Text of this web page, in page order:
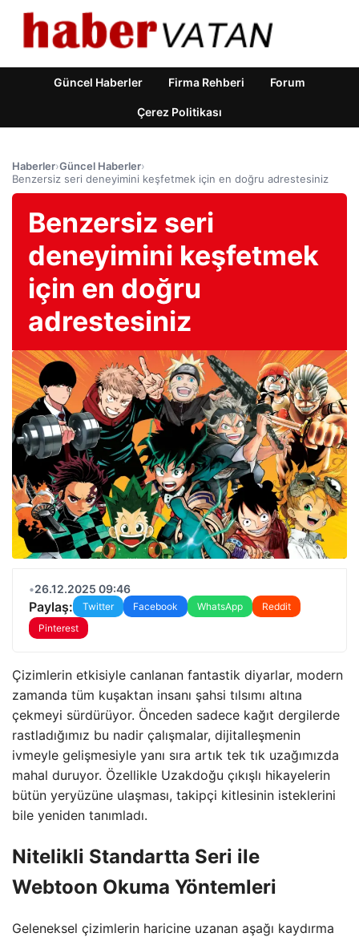
Güncel Haberler Firma Rehberi Forum
Çerez Politikası
Haberler›Güncel Haberler›
Benzersiz seri deneyimini keşfetmek için en doğru adrestesiniz
Benzersiz seri
deneyimini keşfetmek
için en doğru
adrestesiniz
•26.12.2025 09:46
Paylaş: Twitter Facebook WhatsApp
Reddit
Pinterest
Çizimlerin etkisiyle canlanan fantastik diyarlar, modern
zamanda tüm kuşaktan insanı şahsi tılsımı altına
çekmeyi sürdürüyor. Önceden sadece kağıt dergilerde
rastladığımız bu nadir çalışmalar, dijitalleşmenin
ivmeyle gelişmesiyle yanı sıra artık tek tık uzağımızda
mahal duruyor. Özellikle Uzakdoğu çıkışlı hikayelerin
bütün yeryüzüne ulaşması, takipçi kitlesinin isteklerini
bile yeniden tanımladı.
Nitelikli Standartta Seri ile
Webtoon Okuma Yöntemleri
Geleneksel çizimlerin haricine uzanan aşağı kaydırma